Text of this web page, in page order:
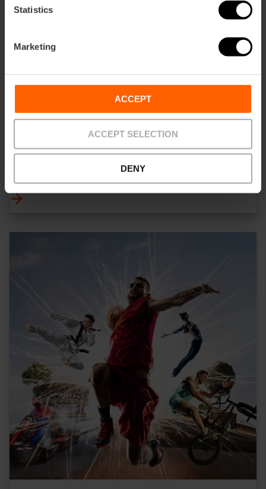
Statistics
Marketing
ACCEPT
ACCEPT SELECTION
DENY
Lloguer de Bicicletes